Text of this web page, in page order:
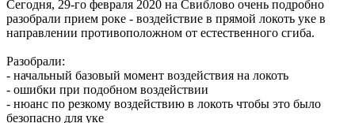
Сегодня, 29-го февраля 2020 на Свиблово очень подробно
разобрали прием роке - воздействие в прямой локоть уке в
направлении противоположном от естественного сгиба.
Разобрали:
- начальный базовый момент воздействия на локоть
- ошибки при подобном воздействии
- нюанс по резкому воздействию в локоть чтобы это было
безопасно для уке